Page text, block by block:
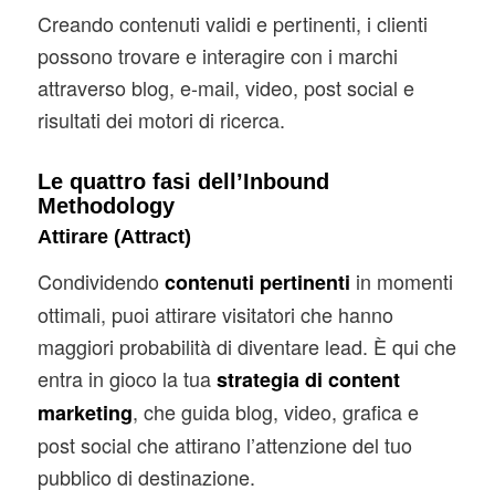
Creando contenuti validi e pertinenti, i clienti
possono trovare e interagire con i marchi
attraverso blog, e-mail, video, post social e
risultati dei motori di ricerca.
Le quattro fasi dell’Inbound
Methodology
Attirare (Attract)
Condividendo contenuti pertinenti in momenti
ottimali, puoi attirare visitatori che hanno
maggiori probabilità di diventare lead. È qui che
entra in gioco la tuastrategia di content
marketing, che guida blog, video, grafica e
post social che attirano l’attenzione del tuo
pubblico di destinazione.